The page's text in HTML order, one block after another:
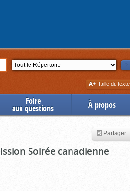
Section
Augmenter
la
Taille du texte
Foire
aux questions À propos
Partager
Soirée canadienne